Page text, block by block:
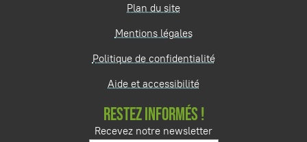
Plan du site
Mentions légales
Politique de confidentialité
Aide et accessibilité
RESTEZ INFORMÉS !
Recevez notre newsletter